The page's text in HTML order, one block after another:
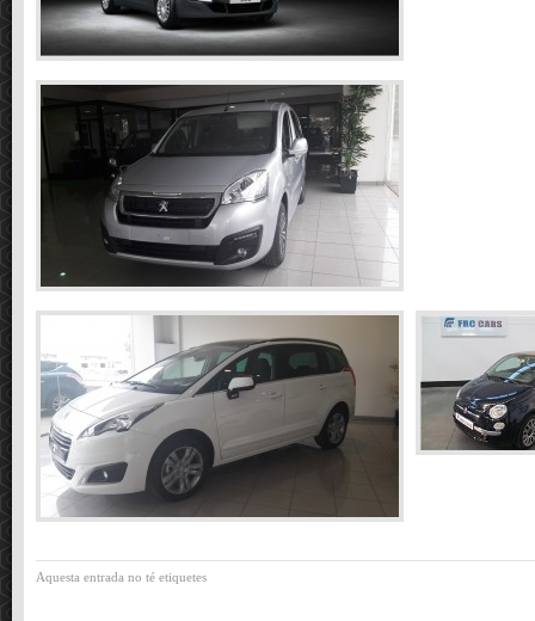
Aquesta entrada no té etiquetes